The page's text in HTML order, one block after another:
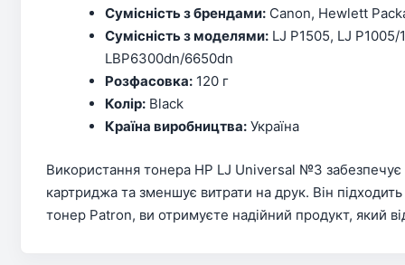
Сумісність з брендами: Canon, Hewlett
Сумісність з моделями: LJ P1505, LJ
LBP6300dn/6650dn
Розфасовка: 120 г
Колір: Black
Країна виробництва: Україна
Використання тонера HP LJ Universal №3 забезпечує
картриджа та зменшує витрати на друк. Він
тонер Patron, ви отримуєте надійний продукт, який